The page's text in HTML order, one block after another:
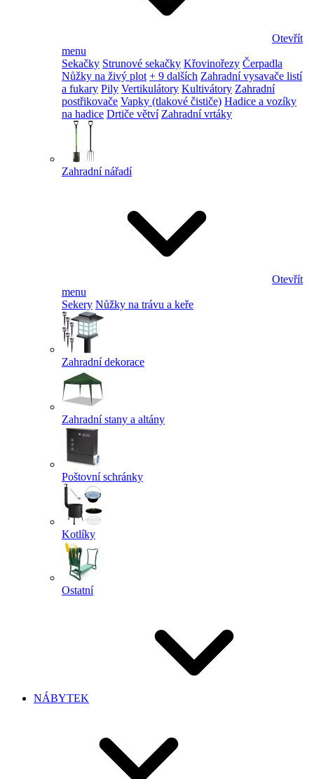
Otevřít
menu
Sekačky Strunové sekačky Křovinořezy Čerpadla
Nůžky na živý plot + 9 dalších Zahradní vysavače listí
a fukary Pily Vertikulátory Kultivátory Zahradní
postřikovače Vapky (tlakové čističe) Hadice a vozíky
na hadice Drtiče větví Zahradní vrtáky
Zahradní nářadí
Otevřít
menu
Sekery Nůžky na trávu a keře
Zahradní dekorace
Zahradní stany a altány
Poštovní schránky
Kotlíky
Ostatní
NÁBYTEK